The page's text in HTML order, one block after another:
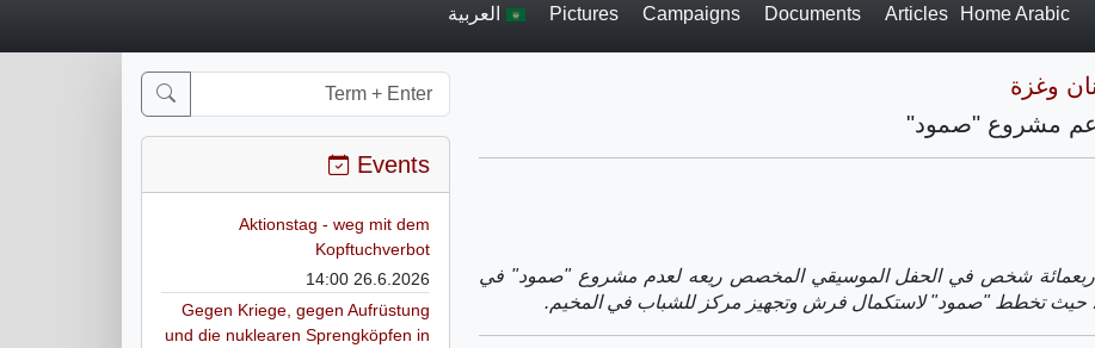
Home Arabic
Articles
Documents
Campaigns
Pictures العربية
وغزة
مشروع "صمود"
ما يقارب الأربعمائة شخص في الحفل الموسيقي المخصص ريعه لعدم مشروع "صمود" في
حيث تخطط "صمود" لاستكمال فرش وتجهيز مركز للشباب في المخيم.
Events
Aktionstag - weg mit dem
Kopftuchverbot
26.6.2026 14:00
Gegen Kriege, gegen Aufrüstung
und die nuklearen Sprengköpfen in